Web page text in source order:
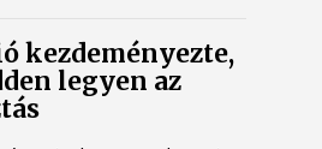
kezdeményezte,
legyen az